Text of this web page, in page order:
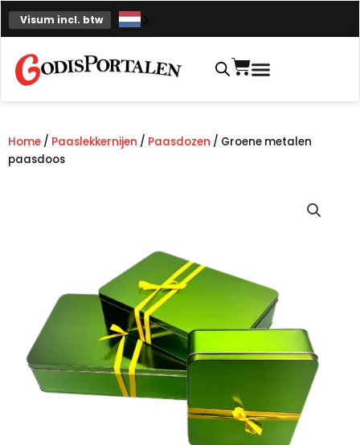
Overslaan
naar
Visum incl. btw
Home / Paaslekkernijen / Paasdozen / Groene metalen
paasdoos